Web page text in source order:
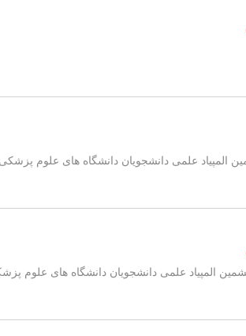
المپیاد علمی دانشجویان دانشگاه های علوم
المپیاد علمی دانشجویان دانشگاه های علوم